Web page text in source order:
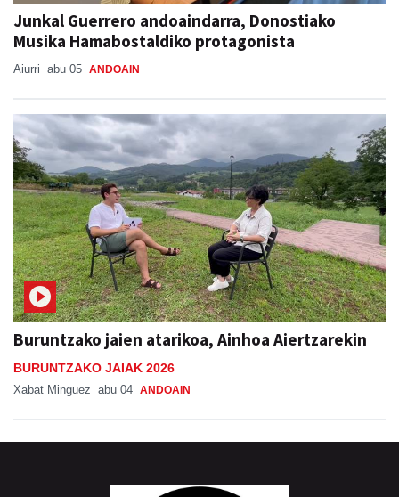
Junkal Guerrero andoaindarra, Donostiako
Musika Hamabostaldiko protagonista
Aiurri abu 05 ANDOAIN
Buruntzako jaien atarikoa, Ainhoa Aiertzarekin
BURUNTZAKO JAIAK 2026
Xabat Minguez abu 04 ANDOAIN